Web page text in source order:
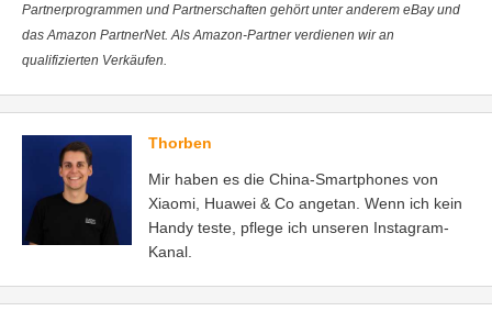
Partnerprogrammen und Partnerschaften gehört unter anderem eBay und
das Amazon PartnerNet. Als Amazon-Partner verdienen wir an
qualifizierten Verkäufen.
Thorben
Mir haben es die China-Smartphones von
Xiaomi, Huawei & Co angetan. Wenn ich kein
Handy teste, pflege ich unseren Instagram-
Kanal.